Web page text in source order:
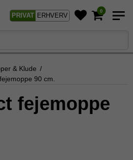
PRIVAT ERHVERV
0
& Klude /
90 cm.
fejemoppe